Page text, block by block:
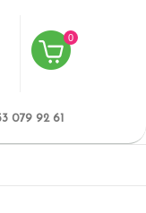
0
079 92 61